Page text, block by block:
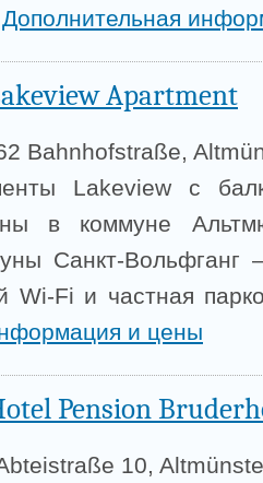
Дополнительная
Apartment
Bahnhofstraße,
Lakeview с
в коммуне
Санкт-
Wi-Fi и частная
и цены
Pension
10,